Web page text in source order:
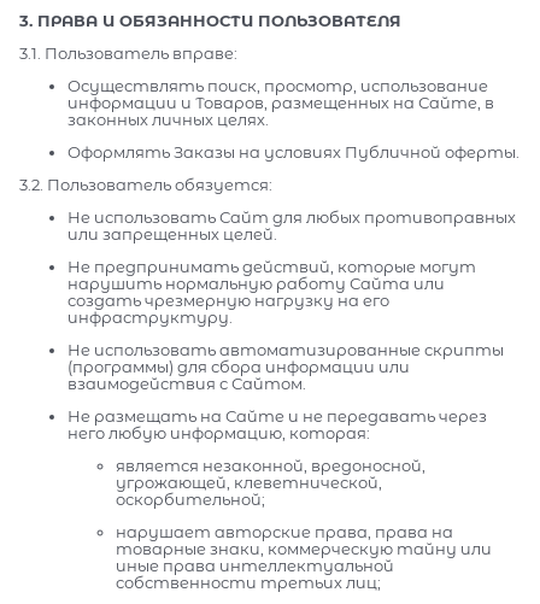
3. ПРАВА И ОБЯЗАННОСТИ ПОЛЬЗОВАТЕЛЯ
3.1. Пользователь вправе:
Осуществлять поиск, просмотр, использование
информации и Товаров, размещенных на Сайте, в
законных личных целях.
Оформлять Заказы на условиях Публичной оферты.
3.2. Пользователь обязуется:
Не использовать Сайт для любых противоправных
или запрещенных целей.
Не предпринимать действий, которые могут
нарушить нормальную работу Сайта или
создать чрезмерную нагрузку на его
инфраструктуру.
Не использовать автоматизированные скрипты
(программы) для сбора информации или
взаимодействия с Сайтом.
Не размещать на Сайте и не передавать через
него любую информацию, которая:
является незаконной, вредоносной,
угрожающей, клеветнической,
оскорбительной;
нарушает авторские права, права на
товарные знаки, коммерческую тайну или
иные права интеллектуальной
собственности третьих лиц;